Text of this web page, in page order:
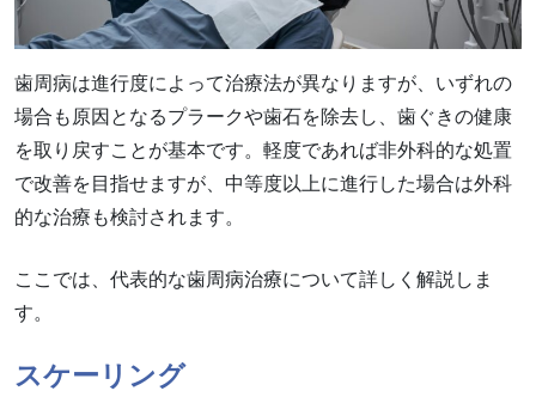
歯周病は進行度によって治療法が異なりますが、いずれの
場合も原因となるプラークや歯石を除去し、歯ぐきの健康
を取り戻すことが基本です。軽度であれば非外科的な処置
で改善を目指せますが、中等度以上に進行した場合は外科
的な治療も検討されます。
ここでは、代表的な歯周病治療について詳しく解説しま
す。
スケーリング